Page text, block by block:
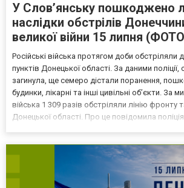
У Слов’янську пошкоджено
наслідки обстрілів
великої війни 15 липня
Російські війська протягом доби обстріляли
пунктів Донецької області. За даними
загинула, ще семеро дістали поранення,
будинки, лікарні та інші цивільні об’єкти. За
війська 1 309 разів обстріляли лінію фронту
Донецької області. Про це повідомила